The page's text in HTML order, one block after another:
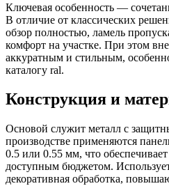
Ключевая особенность —
В отличие от классических
обзор полностью, ламель
комфорт на участке. При этом
аккуратным и стильным,
каталогу ral.
Конструкция и
Основой служит металл с
производстве применяются
0.5 или 0.55 мм, что
доступным бюджетом.
декоративная обработка,